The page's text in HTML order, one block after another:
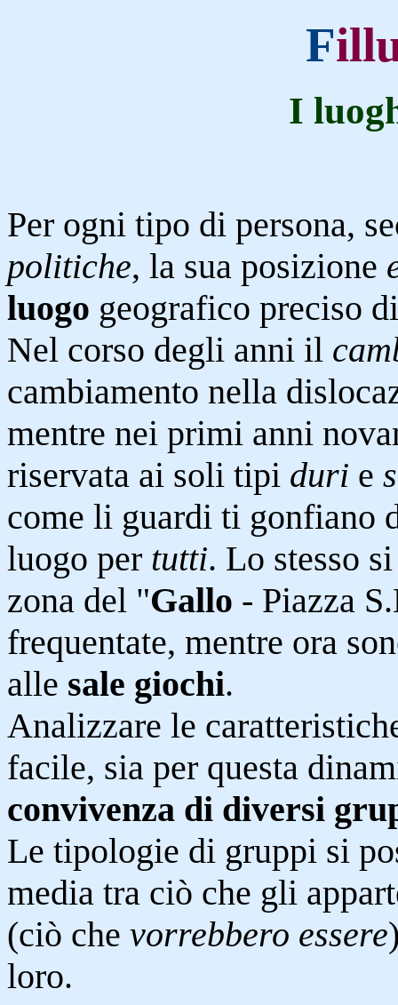
F
I
Per ogni tipo di persona,
politiche, la sua posizione
luogo geografico preciso
Nel corso degli anni il
cambiamento nella
mentre nei primi anni
riservata ai soli tipi duri e
come li guardi ti gonfiano
luogo per tutti. Lo stesso
zona del "Gallo - Piazza
frequentate, mentre ora
alle sale giochi.
Analizzare le
facile, sia per questa
convivenza di diversi
Le tipologie di gruppi si
media tra ciò che gli
(ciò che vorrebbero essere
loro.